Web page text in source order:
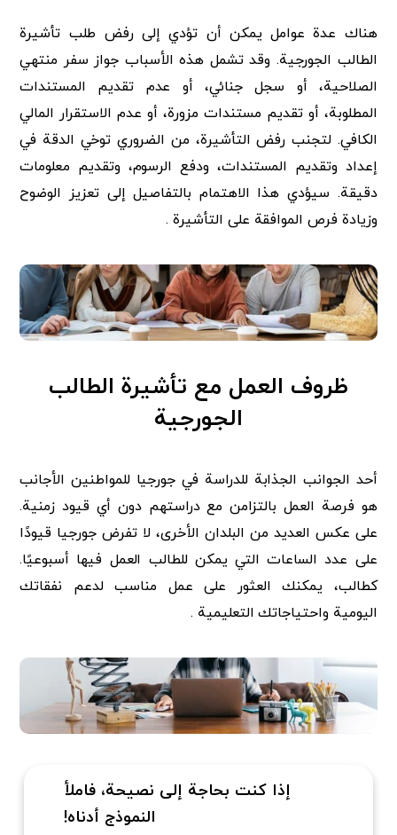
هناك عدة عوامل يمكن أن تؤدي إلى رفض طلب تأشيرة
الطالب الجورجية. وقد تشمل هذه الأسباب جواز سفر منتهي
الصلاحية، أو سجل جنائي، أو عدم تقديم المستندات
المطلوبة، أو تقديم مستندات مزورة، أو عدم الاستقرار المالي
الكافي. لتجنب رفض التأشيرة، من الضروري توخي الدقة في
إعداد وتقديم المستندات، ودفع الرسوم، وتقديم معلومات
دقيقة. سيؤدي هذا الاهتمام بالتفاصيل إلى تعزيز الوضوح
وزيادة فرص الموافقة على التأشيرة .
ظروف العمل مع تأشيرة الطالب
الجورجية
أحد الجوانب الجذابة للدراسة في جورجيا للمواطنين الأجانب
هو فرصة العمل بالتزامن مع دراستهم دون أي قيود زمنية.
على عكس العديد من البلدان الأخرى، لا تفرض جورجيا قيودًا
على عدد الساعات التي يمكن للطالب العمل فيها أسبوعيًا.
كطالب، يمكنك العثور على عمل مناسب لدعم نفقاتك
اليومية واحتياجاتك التعليمية .
إذا كنت بحاجة إلى نصيحة، فاملأ
النموذج أدناه!